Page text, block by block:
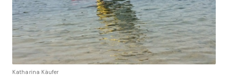
Katharina Käufer